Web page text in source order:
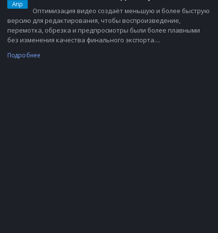
Апр
Оптимизация видео создаёт меньшую и более быструю
версию для редактирования, чтобы воспроизведение,
перемотка, обрезка и предпросмотры были более плавными
без изменения качества финального экспорта....
Подробнее